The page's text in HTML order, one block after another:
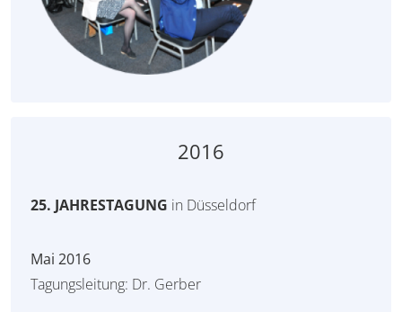
2016
25. JAHRESTAGUNG in Düsseldorf
Mai 2016
Tagungsleitung: Dr. Gerber